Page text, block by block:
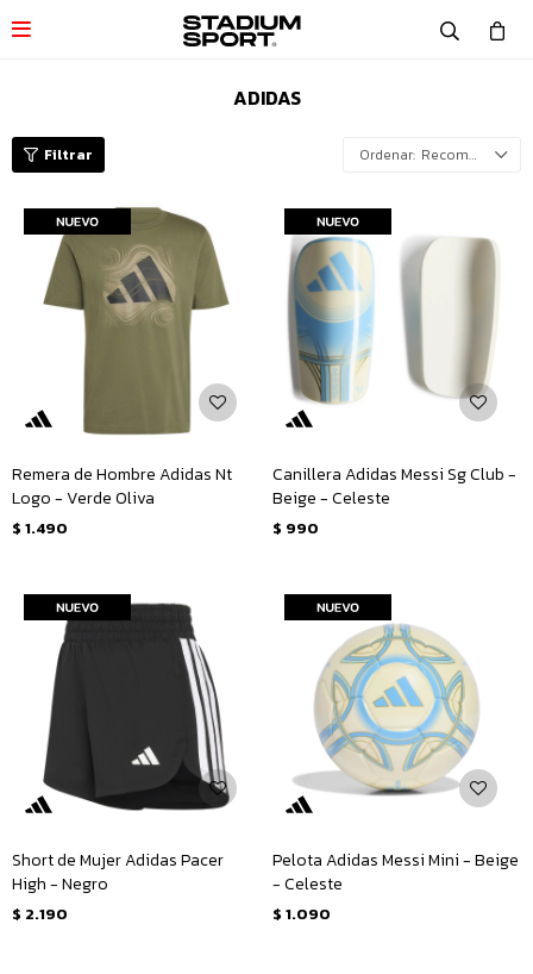

ADIDAS
Recomendados
Remera de Hombre Adidas Nt
Logo - Verde Oliva
$ 1.490
Canillera Adidas Messi Sg Club -
Beige - Celeste
$ 990
Short de Mujer Adidas Pacer
High - Negro
$ 2.190
Pelota Adidas Messi Mini - Beige
- Celeste
$ 1.090